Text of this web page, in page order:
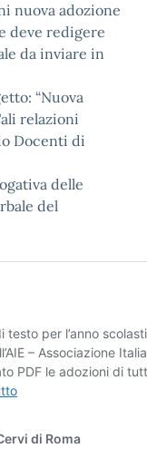
nuova adozione
deve redigere
da inviare in
“Nuova
relazioni
Docenti di
delle
del